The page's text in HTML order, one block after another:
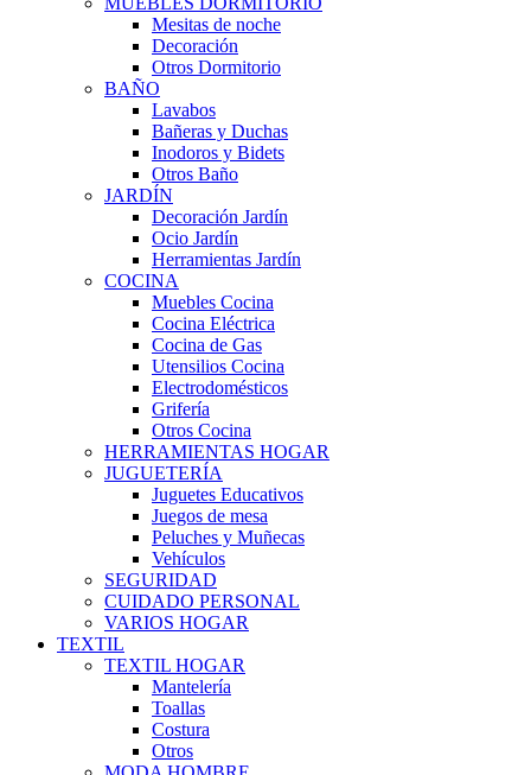
Mesitas de noche
Decoración
Otros Dormitorio
BAÑO
Lavabos
Bañeras y Duchas
Inodoros y Bidets
Otros Baño
JARDÍN
Decoración Jardín
Ocio Jardín
Herramientas Jardín
COCINA
Muebles Cocina
Cocina Eléctrica
Cocina de Gas
Utensilios Cocina
Electrodomésticos
Grifería
Otros Cocina
HERRAMIENTAS HOGAR
JUGUETERÍA
Juguetes Educativos
Juegos de mesa
Peluches y Muñecas
Vehículos
SEGURIDAD
CUIDADO PERSONAL
VARIOS HOGAR
TEXTIL
TEXTIL HOGAR
Mantelería
Toallas
Costura
Otros